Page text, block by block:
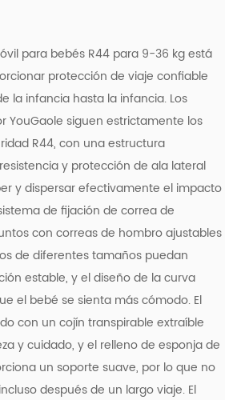
para bebés R44 para 9-36 kg está
protección de viaje confiable
la infancia hasta la infancia. Los
YouGaole siguen estrictamente los
R44, con una estructura
y protección de ala lateral
y dispersar efectivamente el impacto
de fijación de correa de
con correas de hombro ajustables
de diferentes tamaños puedan
estable, y el diseño de la curva
el bebé se sienta más cómodo. El
con un cojín transpirable extraíble
y cuidado, y el relleno de esponja de
un soporte suave, por lo que no
después de un largo viaje. El